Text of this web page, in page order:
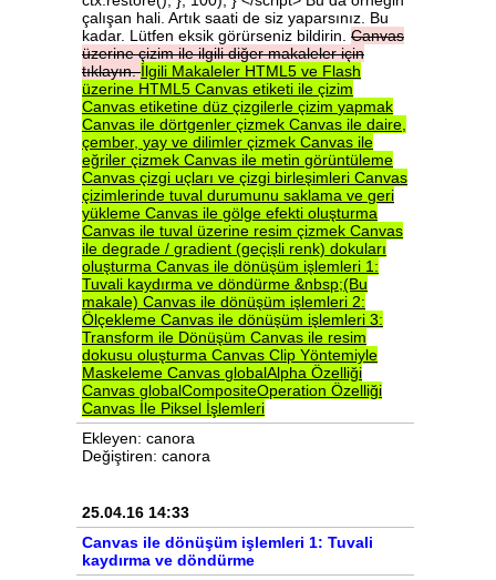
Canvas
üzerineçizimileilgilidiğermakaleleriçin
tıklayın.İlgili Makaleler HTML5 ve Flash
üzerine HTML5 Canvas etiketi ile çizim
Canvas etiketine düz çizgilerle çizim yapmak
Canvas ile dörtgenler çizmek Canvas ile daire,
çember, yay ve dilimler çizmek Canvas ile
eğriler çizmek Canvas ile metin görüntüleme
Canvas çizgi uçları ve çizgi birleşimleri Canvas
çizimlerinde tuval durumunu saklama ve geri
yükleme Canvas ile gölge efekti oluşturma
Canvas ile tuval üzerine resim çizmek Canvas
ile degrade / gradient (geçişli renk) dokuları
oluşturma Canvas ile dönüşüm işlemleri 1:
Tuvali kaydırma ve döndürme &nbsp;(Bu
makale) Canvas ile dönüşüm işlemleri 2:
Ölçekleme Canvas ile dönüşüm işlemleri 3:
Transform ile Dönüşüm Canvas ile resim
dokusu oluşturma Canvas Clip Yöntemiyle
Maskeleme Canvas globalAlpha Özelliği
Canvas globalCompositeOperation Özelliği
Canvas İle Piksel İşlemleri
Ekleyen: canora
Değiştiren: canora
25.04.16 14:33
Canvas ile dönüşüm işlemleri 1: Tuvali
kaydırma ve döndürme